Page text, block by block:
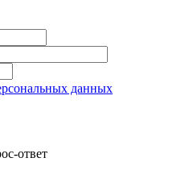
данных
ответ